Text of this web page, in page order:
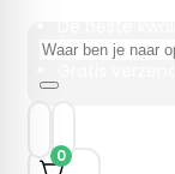
Zoeken
0